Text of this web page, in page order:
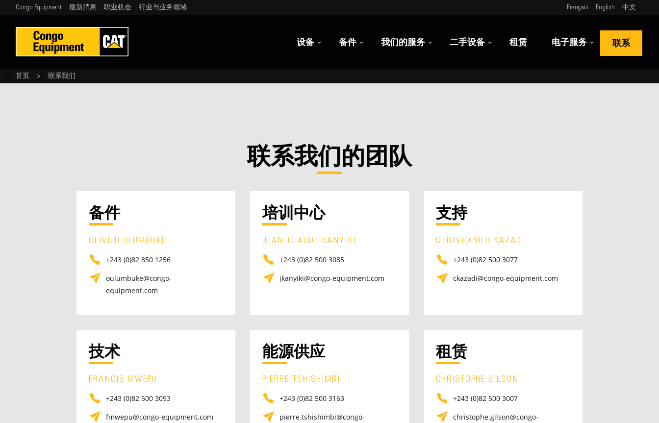
Congo Equipment 最新消息 职业机会 行业与业务领域 Français English 中文
设备 备件 我们的服务 二手设备 租赁 电子服务 联系
首页 联系我们
联系我们的团队
备件
OLIVIER ULUMBUKE
+243 (0)82 850 1256
oulumbuke@congo-
equipment.com
培训中心
JEAN-CLAUDE KANYIKI
+243 (0)82 500 3085
jkanyiki@congo-equipment.com
支持
CHRISTOPHER KAZADI
+243 (0)82 500 3077
ckazadi@congo-equipment.com
技术
FRANCIS MWEPU
+243 (0)82 500 3093
fmwepu@congo-equipment.com
能源供应
PIERRE TSHISHIMBI
+243 (0)82 500 3163
pierre.tshishimbi@congo-
租赁
CHRISTOPHE GILSON
+243 (0)82 500 3007
christophe.gilson@congo-